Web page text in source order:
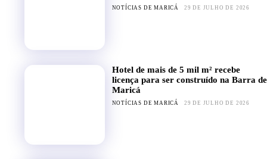
NOTÍCIAS DE MARICÁ 29 DE JULHO DE 2026
Hotel de mais de 5 mil m² recebe
licença para ser construído na Barra de
Maricá
NOTÍCIAS DE MARICÁ 29 DE JULHO DE 2026